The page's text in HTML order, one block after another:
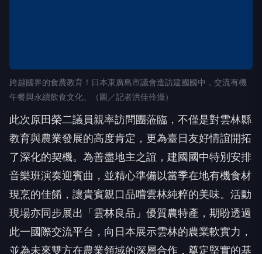
跨越國界的食農教育！日本東廣島市議會造訪建國國中，交流有機
午餐與永續飲食文化。（圖／記者洪佳伶攝）
此次原田榮二議員親率訪問團蒞臨，不僅是對雲林縣
教育與農業發展的高度肯定，更為臺日友好情誼開拓
了深化的契機。為善盡地主之誼，建國國中特別安排
音樂班演奏迎賓曲，並精心準備以當季在地有機食材
現烹的佳餚，讓貴賓親口品嚐雲林純粹的美味。活動
現場亦同步展出「雲林良品」優質農特產，期盼透過
此一國際交流平台，向日本展示雲林的農業軟實力，
並為未來雙方在農業領域的深層合作，奠定堅實的基